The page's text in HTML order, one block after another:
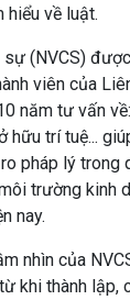
hiểu về luật.
sự (NVCS)
viên của
năm tư vấn
hữu trí tuệ...
pháp lý trong
trường kinh
nay.
nhìn của
khi thành lập,